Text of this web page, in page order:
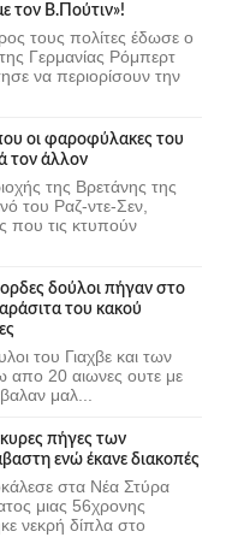
τον Β.Πούτιν»!
τους πολίτες έδωσε ο
Γερμανίας Ρόμπερτ
να περιορίσουν την
οι φαροφύλακες του
τον άλλον
της Βρετάνης της
του Ραζ-ντε-Σεν,
που τις κτυπούν
δούλοι πήγαν στο
του κακού
του Γιαχβε και των
20 αιωνες ουτε με
μαλ...
πήγες των
ενώ έκανε διακοπές
στα Νέα Στύρα
μιας 56χρονης
νεκρή δίπλα στο